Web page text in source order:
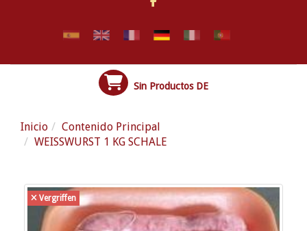
Sin Productos DE
Inicio
Contenido Principal
WEISSWURST 1 KG SCHALE
Vergriffen